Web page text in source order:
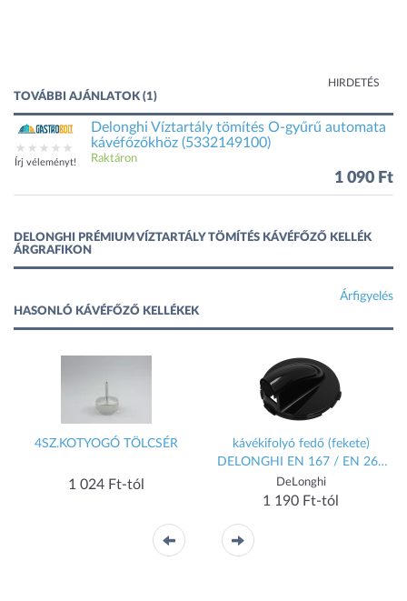
HIRDETÉS
TOVÁBBI AJÁNLATOK (1)
Írj véleményt!
Delonghi Víztartály tömítés O-gyűrű automata
kávéfőzőkhöz (5332149100)
Raktáron
1 090 Ft
DELONGHI PRÉMIUM VÍZTARTÁLY TÖMÍTÉS KÁVÉFŐZŐ KELLÉK
ÁRGRAFIKON
Árfigyelés
HASONLÓ KÁVÉFŐZŐ KELLÉKEK
4SZ.KOTYOGÓ TÖLCSÉR
1 024 Ft-tól
kávékifolyó fedő (fekete)
DELONGHI EN 167 / EN 267
NESPRESSO
DeLonghi
1 190 Ft-tól